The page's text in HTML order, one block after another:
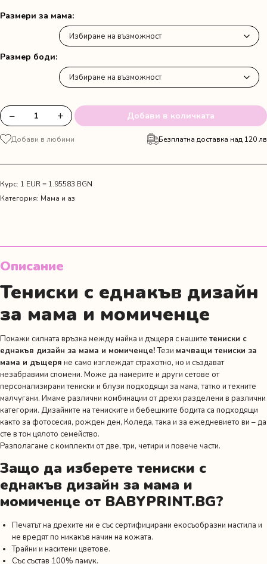
Размери за мама
Размер боди
количество
за
Сет
и
боди
you
more"
− + Добави в количката
Добави в любими Безплатна доставка над 120 лв
Курс: 1 EUR = 1.95583 BGN
Категория: Мама и аз
Описание
Тениски с еднакъв дизайн
за мама и момиченце
Покажи силната връзка между майка и дъщеря с нашите тениски с
еднакъв дизайн за мама и момиченце!Тези мачващи тениски за
мама и дъщеря не само изглеждат страхотно, но и създават
незабравими спомени. Може да намерите и други сетове от
персонализирани тениски и блузи подходящи за мама, татко и техните
малчугани. Имаме различни комбинации от дрехи разделени в различни
категории. Дизайните на тениските и бебешките бодита са подходящи
както за фотосесия, рожден ден, Коледа, така и за ежедневието ви – да
сте в тон цялото семейство.
Разполагаме с комплекти от две, три, четири и повече части.
Защо да изберете тениски с
еднакъв дизайн за мама и
момиченце от BABYPRINT.BG?
Печатът на дрехите ни е със сертифицирани екосъобразни мастила и
не вредят по никакъв начин на кожата.
Трайни и наситени цветове.
Със състав 100% памук.